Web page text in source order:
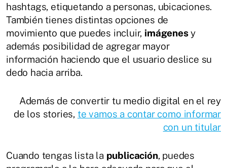
hashtags, etiquetando a personas, ubicaciones.
También tienes distintas opciones de
movimiento que puedes incluir, imágenesy
además posibilidad de agregar mayor
información haciendo que el usuario deslice su
dedo hacia arriba.
Además de convertir tu medio digital en el rey
de los stories, te vamos a contar como informar
con un titular
Cuando tengas lista la publicación, puedes